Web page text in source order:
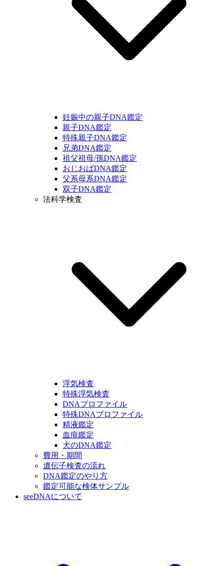
妊娠中の親子DNA鑑定
親子DNA鑑定
特殊親子DNA鑑定
兄弟DNA鑑定
祖父祖母/孫DNA鑑定
おじおばDNA鑑定
父系母系DNA鑑定
双子DNA鑑定
法科学検査
浮気検査
特殊浮気検査
DNAプロファイル
特殊DNAプロファイル
精液鑑定
血痕鑑定
犬のDNA鑑定
費用・期間
遺伝子検査の流れ
DNA鑑定のやり方
鑑定可能な検体サンプル
seeDNAについて